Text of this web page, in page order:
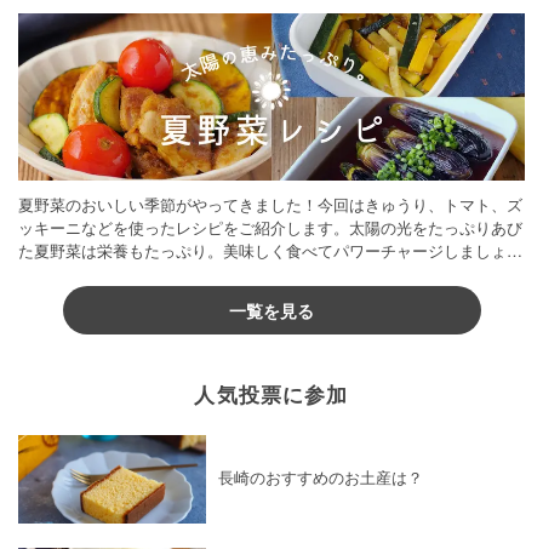
夏野菜のおいしい季節がやってきました！今回はきゅうり、トマト、ズ
ッキーニなどを使ったレシピをご紹介します。太陽の光をたっぷりあび
た夏野菜は栄養もたっぷり。美味しく食べてパワーチャージしましょう
一覧を見る
人気投票に参加
長崎のおすすめのお土産は？